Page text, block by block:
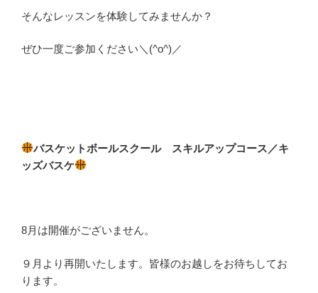
そんなレッスンを体験してみませんか？
ぜひ一度ご参加ください＼(^o^)／
バスケットボールスクール スキルアップコース／キ
ッズバスケ
8月は開催がございません。
９月より再開いたします。皆様のお越しをお待ちしてお
ります。